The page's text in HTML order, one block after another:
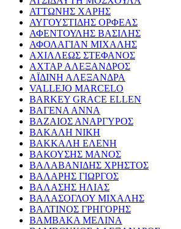
ΑΤΤΩΝΗΣ ΧΑΡΗΣ
ΑΥΓΟΥΣΤΙΔΗΣ ΟΡΦΕΑΣ
ΑΦΕΝΤΟΥΛΗΣ ΒΑΣΙΛΗΣ
ΑΦΟΛΑΓΙΑΝ ΜΙΧΑΛΗΣ
ΑΧΙΛΛΕΩΣ ΣΤΕΦΑΝΟΣ
ΑΧΤΑΡ ΑΛΕΞΑΝΔΡΟΣ
ΑΪΔΙΝΗ ΑΛΕΞΑΝΔΡΑ
VALLEJO MARCELO
BARKEY GRACE ELLEN
ΒΑΓΕΝΑ ΑΝΝΑ
ΒΑΖΑΙΟΣ ΑΝΑΡΓΥΡΟΣ
ΒΑΚΑΛΗ ΝΙΚΗ
ΒΑΚΚΑΛΗ ΕΛΕΝΗ
ΒΑΚΟΥΣΗΣ ΜΑΝΟΣ
ΒΑΛΑΒΑΝΙΔΗΣ ΧΡΗΣΤΟΣ
ΒΑΛΑΡΗΣ ΓΙΩΡΓΟΣ
ΒΑΛΑΣΗΣ ΗΛΙΑΣ
ΒΑΛΑΣΟΓΛΟΥ ΜΙΧΑΛΗΣ
ΒΑΛΤΙΝΟΣ ΓΡΗΓΟΡΗΣ
ΒΑΜΒΑΚΑ ΜΕΛΙΝΑ